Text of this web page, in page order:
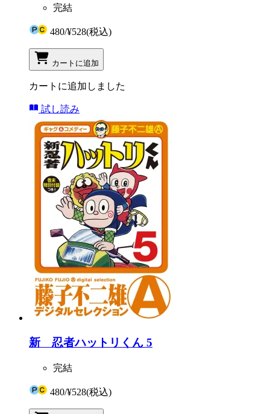
完結
480/¥528(税込)
カートに追加
カートに追加しました
試し読み
新 忍者ハットリくん 5
完結
480/¥528(税込)